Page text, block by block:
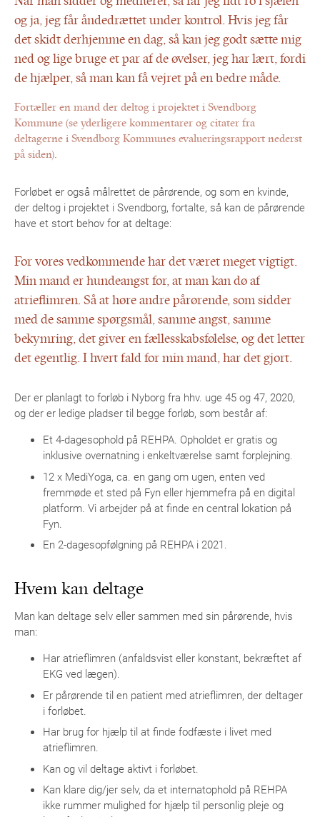
og ja, jeg får åndedrættet under kontrol. Hvis jeg får
det skidt derhjemme en dag, så kan jeg godt sætte mig
ned og lige bruge et par af de øvelser, jeg har lært, fordi
de hjælper, så man kan få vejret på en bedre måde.
Fortæller en mand der deltog i projektet i Svendborg
Kommune (se yderligere kommentarer og citater fra
deltagerne i Svendborg Kommunes evalueringsrapport nederst
på siden).
Forløbet er også målrettet de pårørende, og som en kvinde,
der deltog i projektet i Svendborg, fortalte, så kan de pårørende
have et stort behov for at deltage:
For vores vedkommende har det været meget vigtigt.
Min mand er hundeangst for, at man kan dø af
atrieflimren. Så at høre andre pårørende, som sidder
med de samme spørgsmål, samme angst, samme
bekymring, det giver en fællesskabsfølelse, og det letter
det egentlig. I hvert fald for min mand, har det gjort.
Der er planlagt to forløb i Nyborg fra hhv. uge 45 og 47, 2020,
og der er ledige pladser til begge forløb, som består af:
Et 4-dagesophold på REHPA. Opholdet er gratis og
inklusive overnatning i enkeltværelse samt forplejning.
12 x MediYoga, ca. en gang om ugen, enten ved
fremmøde et sted på Fyn eller hjemmefra på en digital
platform. Vi arbejder på at finde en central lokation på
Fyn.
En 2-dagesopfølgning på REHPA i 2021.
Hvem kan deltage
Man kan deltage selv eller sammen med sin pårørende, hvis
man:
Har atrieflimren (anfaldsvist eller konstant, bekræftet af
EKG ved lægen).
Er pårørende til en patient med atrieflimren, der deltager
i forløbet.
Har brug for hjælp til at finde fodfæste i livet med
atrieflimren.
Kan og vil deltage aktivt i forløbet.
Kan klare dig/jer selv, da et internatophold på REHPA
ikke rummer mulighed for hjælp til personlig pleje og